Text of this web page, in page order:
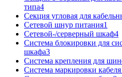
типа4
Секция угловая для
Сетевой шнур питания1
Сетевой-/серверный шкаф4
Система блокировки для
шкафа3
Система крепления для
Система маркировки кабеля